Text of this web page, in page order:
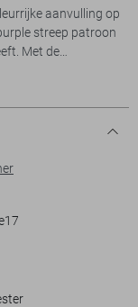
aanvulling op
streep patroon
Met de
deze top zowel
veelzijdig stuk dat
een zomerse
voor. Het luchtige
een complete look
voor dames
te boeten op stijl.